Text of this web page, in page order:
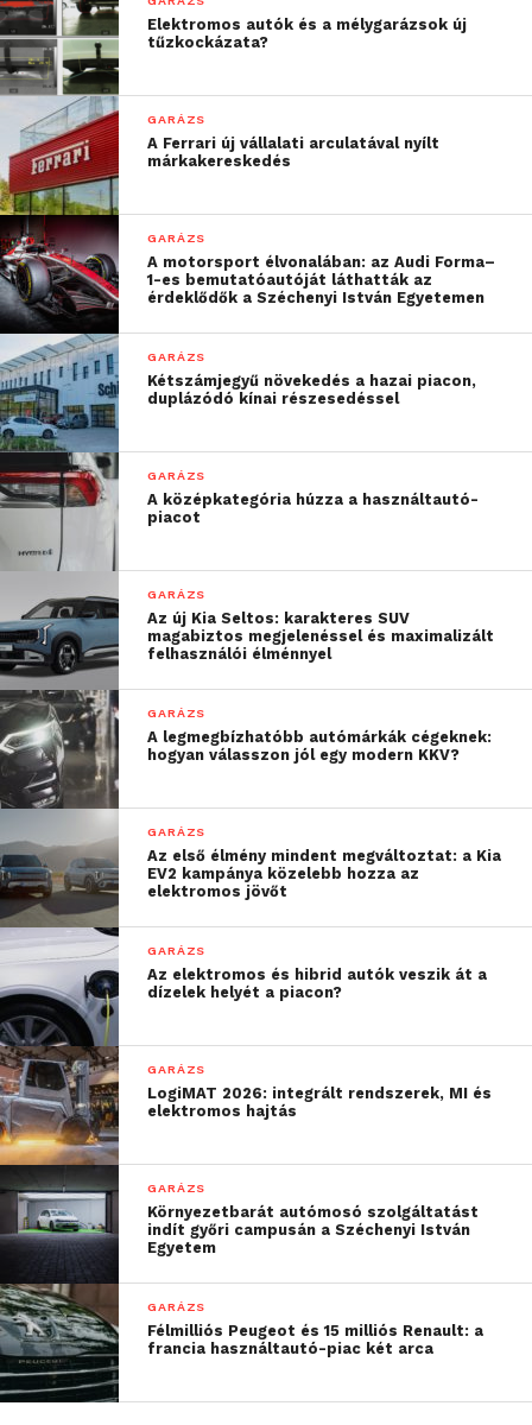
teszi hozzá Jan
Hjelmgren.
A Volvo Trucks hidrogénüzemű belsőégésű motorja
magasnyomású direkt befecskendezővel lesz ellátva.
Ez a technológia lehetővé teszi, hogy a kis
mennyiségű befecskendező üzemanyagot magas
nyomással juttassák a rendszerbe, hogy a
kompressziós begyújtás még azelőtt megtörténjen,
hogy a hidrogén bekerül a rendszerbe. Ennek a
technológiának az az előnye, hogy alacsonyabb
üzemanyagfogyasztás mellett magasabb az
energiahatékonyság, és így nagyobb a motorerő.
A Volvo Csoport Westport Fuels Systems-szel aláírt
megállapodása szerint a két cég vegyesvállalatot fog
létrehozni a magasnyomású direkt befecskendezési
technológia alkalmazására. A vegyesvállalat 2024.
második felében kezdheti meg működését a
hivatalos dokumentumok aláírását követően.
Tények
A hidrogénüzemű Volvo
tehergépjárművek a dízel társaikhoz
hasonló hatótávolsággal rendelkeznek
majd, a fuvarfeladat jellegétől függően.
A hidrogén elégetéséből származó
alacsony CO 2-kibocsátásnak
köszönhetően ezen járművek az új EU-s
szén-dioxid-kibocsátási sztenderdek
szerint “Zéró Károsanyag-Kibocsátású”
(ZEV) járműveknek számítanak.
A hidrogénüzemű belsőégésű motorok
kis mennyiségben nitrogen-oxidokat
és egyéb részecskéket is kibocsátanak.
A hidrogén az üzemanyagcellás
tehergépjárművek üzemeltetésére is
használható, ahol az elektromos áramot
a teherautón található egységek állítják
elő. Az üzemanyagcellás elektromos
teherautók a vízgőzön kívül más
anyagot nem bocsátanak ki magukból.
Forrás: Volvo Trucks Hungary
Elektromos autók és a mélygarázsok új
tűzkockázata?
GARÁZS
A Ferrari új vállalati arculatával nyílt
márkakereskedés
GARÁZS
A motorsport élvonalában: az Audi Forma–
1-es bemutatóautóját láthatták az
érdeklődők a Széchenyi István Egyetemen
GARÁZS
Kétszámjegyű növekedés a hazai piacon,
duplázódó kínai részesedéssel
GARÁZS
A középkategória húzza a használtautó-
piacot
GARÁZS
Az új Kia Seltos: karakteres SUV
magabiztos megjelenéssel és maximalizált
felhasználói élménnyel
GARÁZS
A legmegbízhatóbb autómárkák cégeknek:
hogyan válasszon jól egy modern KKV?
GARÁZS
Az első élmény mindent megváltoztat: a Kia
EV2 kampánya közelebb hozza az
elektromos jövőt
GARÁZS
Az elektromos és hibrid autók veszik át a
dízelek helyét a piacon?
GARÁZS
LogiMAT 2026: integrált rendszerek, MI és
elektromos hajtás
GARÁZS
Környezetbarát autómosó szolgáltatást
indít győri campusán a Széchenyi István
Egyetem
GARÁZS
Félmilliós Peugeot és 15 milliós Renault: a
francia használtautó-piac két arca